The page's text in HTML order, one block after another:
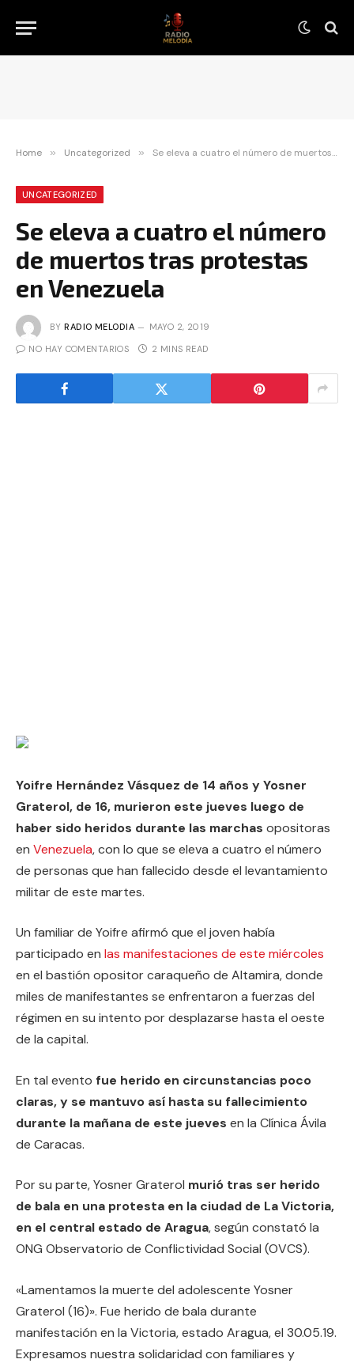
Home » Uncategorized » Se eleva a cuatro el número de muertos tras protestas en Venezuela
UNCATEGORIZED
Se eleva a cuatro el número
de muertos tras protestas
en Venezuela
BY RADIO MELODIA MAYO 2, 2019
NO HAY COMENTARIOS 2 MINS READ
Yoifre Hernández Vásquez de 14 años y Yosner
Graterol, de 16, murieron este jueves luego de
haber sido heridos durante las marchas opositoras
en Venezuela, con lo que se eleva a cuatro el número
de personas que han fallecido desde el levantamiento
militar de este martes.
Un familiar de Yoifre afirmó que el joven había
participado en las manifestaciones de este miércoles
en el bastión opositor caraqueño de Altamira, donde
miles de manifestantes se enfrentaron a fuerzas del
régimen en su intento por desplazarse hasta el oeste
de la capital.
En tal evento fue herido en circunstancias poco
claras, y se mantuvo así hasta su fallecimiento
durante la mañana de este jueves en la Clínica Ávila
de Caracas.
Por su parte, Yosner Graterol murió tras ser herido
de bala en una protesta en la ciudad de La Victoria,
en el central estado de Aragua, según constató la
ONG Observatorio de Conflictividad Social (OVCS).
«Lamentamos la muerte del adolescente Yosner
Graterol (16)». Fue herido de bala durante
manifestación en la Victoria, estado Aragua, el 30.05.19.
Expresamos nuestra solidaridad con familiares y